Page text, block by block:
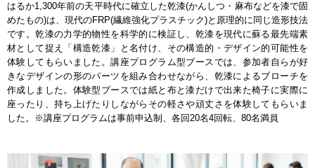
はるか1,300年前の天平時代に確立した乾漆(かんしつ・麻布などを漆で固
めたもの)は、現代のFRP(繊維強化プラスチック)と原理的に同じ造形技法
です。乾漆の力学的物性を科学的に検証し、乾漆を現代に蘇る最先端素
材として捉え「構造乾漆」と名付け、その構造的・デザイン的可能性を
体験してもらいました。講座プログラム型ブースでは、参加者自らが好
きなデザインの形のパーツを組み合わせながら、乾漆によるブローチを
作成しました。体験型ブースでは紙と布と漆だけで出来た椅子に実際に
座ったり、持ち上げたりしながらその軽さや頑丈さを体験してもらいま
した。※講座プログラムは事前申込制、各回20名4回転、80名満員